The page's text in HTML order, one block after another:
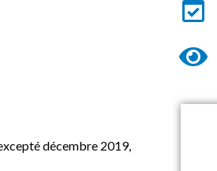
décembre 2019,